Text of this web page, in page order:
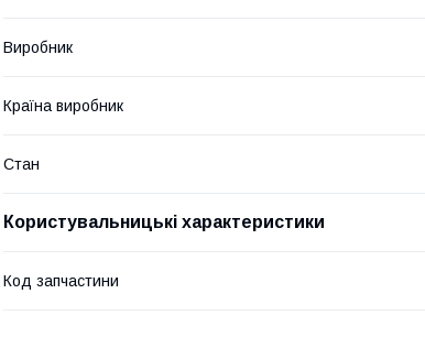
Виробник
Країна виробник
Стан
Користувальницькі характеристики
Код запчастини